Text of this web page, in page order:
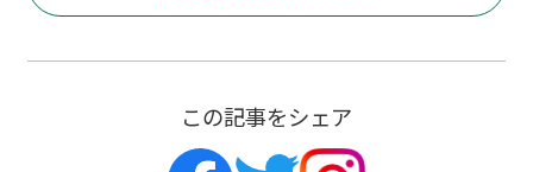
この記事をシェア